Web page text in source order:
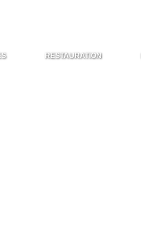
RESTAURATION